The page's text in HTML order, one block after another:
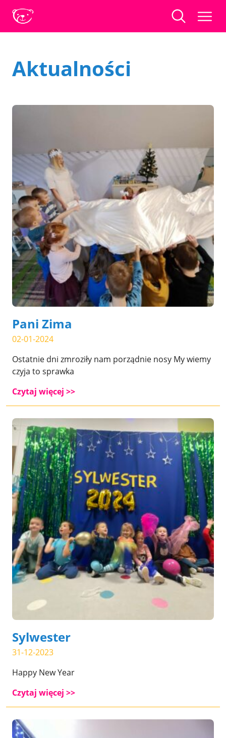
Aktualności
Pani Zima
02-01-2024
Ostatnie dni zmroziły nam porządnie nosy My wiemy
czyja to sprawka
Czytaj więcej
Sylwester
31-12-2023
Happy New Year
Czytaj więcej